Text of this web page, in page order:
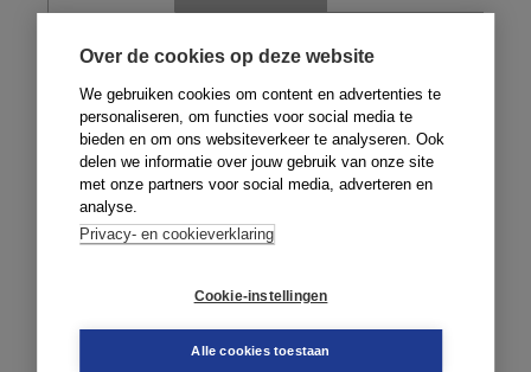
Over de cookies op deze website
We gebruiken cookies om content en advertenties te
personaliseren, om functies voor social media te
bieden en om ons websiteverkeer te analyseren. Ook
delen we informatie over jouw gebruik van onze site
met onze partners voor social media, adverteren en
analyse.
Privacy- en cookieverklaring
Cookie-instellingen
Alle cookies toestaan
Je moet ingelogd zijn om deze website te
kunnen gebruiken. Om te kunnen inloggen,
moet je je registreren met de code voor in
je boek. Heb je geen boek, klik dan hier.
Ik ben mijn wachtwoord vergeten